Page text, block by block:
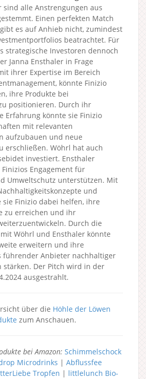
sind alle Anstrengungen aus
Einen perfekten Match
es auf Anhieb nicht, zumindest
beatrachtet. Für
strategische Investoren dennoch
Janna Ensthaler in Frage
ihrer Expertise im Bereich
könnte Finizio
ihre Produkte bei
positionieren. Durch ihr
Erfahrung könnte sie Finizio
mit relevanten
aufzubauen und neue
erschließen. Wöhrl hat auch
investiert. Ensthaler
Engagement für
Umweltschutz unterstützen. Mit
und
sie Finizio dabei helfen, ihre
zu erreichen und ihr
Durch die
Wöhrl und Ensthaler könnte
erweitern und ihre
führender Anbieter nachhaltiger
stärken. Der Pitch wird in der
ausgestrahlt.
über die Höhle der Löwen
zum Anschauen.
bei Amazon: Schimmelschock
Microdrinks | Abflussfee
Tropfen | littlelunch Bio-